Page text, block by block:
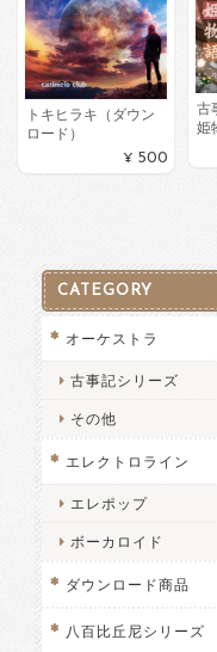
トキヒラキ（ダウン
ロード）
¥500
古
姫
CATEGORY
オーケストラ
古事記シリーズ
その他
エレクトロライン
エレポップ
ボーカロイド
ダウンロード商品
八百比丘尼シリーズ